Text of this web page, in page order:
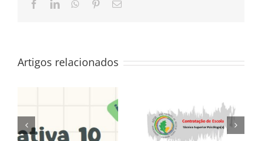
FacebookLinkedInWhatsApp
PinterestEmail
Artigos relacionados
Contratação de
Escola – Técnico
Contratação de
Escola – Técnico